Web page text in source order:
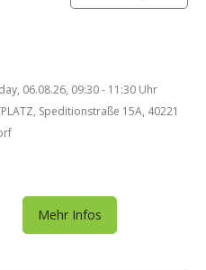
06.08.26, 09:30 - 11:30 Uhr
Speditionstraße 15A, 40221
Mehr Infos